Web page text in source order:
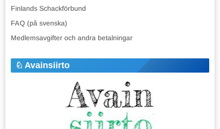
Finlands Schackförbund
FAQ (på svenska)
Medlemsavgifter och andra betalningar
Avainsiirto